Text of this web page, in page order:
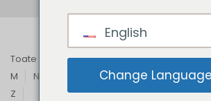
Toate B C D E F G H
M
N Q R S T U V
Z
English
Change Language